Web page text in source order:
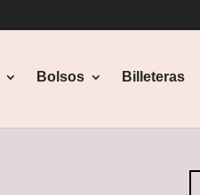
Bolsos Billeteras